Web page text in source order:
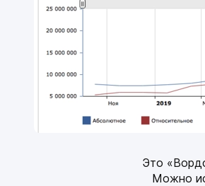
шаблон сайта
сферу бизнеса
Это
Можно